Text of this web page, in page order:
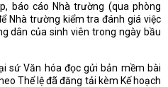
báo cáo Nhà trường (qua phòng
Nhà trường kiểm tra đánh giá việc
dân của sinh viên trong ngày bầu
sứ Văn hóa đọc gửi bản mềm bài
Thể lệ đã đăng tải kèm Kế hoạch